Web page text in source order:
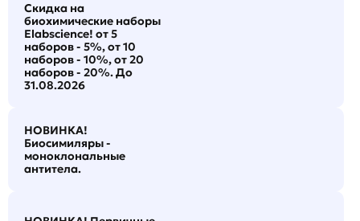
Скидка на
биохимические наборы
Elabscience! от 5
наборов - 5%, от 10
наборов - 10%, от 20
наборов - 20%. До
31.08.2026
НОВИНКА!
Биосимиляры -
моноклональные
антитела.